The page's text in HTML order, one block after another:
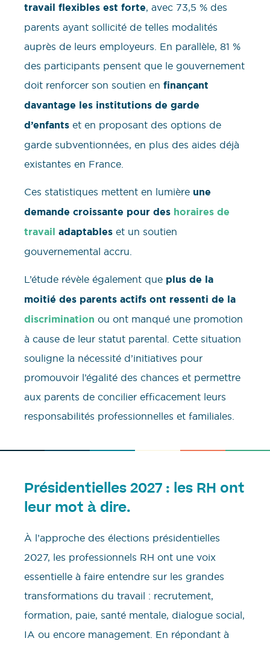
travail flexibles est forte, avec 73,5 % des
parents ayant sollicité de telles modalités
auprès de leurs employeurs. En parallèle, 81 %
des participants pensent que le gouvernement
doit renforcer son soutien en finançant
davantage les institutions de garde
d’enfants et en proposant des options de
garde subventionnées, en plus des aides déjà
existantes en France.
Ces statistiques mettent en lumière une
demande croissante pour des horaires de
travail adaptables et un soutien
gouvernemental accru.
L’étude révèle également que plus de la
moitié des parents actifs ont ressenti de la
discrimination ou ont manqué une promotion
à cause de leur statut parental. Cette situation
souligne la nécessité d’initiatives pour
promouvoir l’égalité des chances et permettre
aux parents de concilier efficacement leurs
responsabilités professionnelles et familiales.
Présidentielles 2027 : les RH ont
leur mot à dire.
À l’approche des élections présidentielles
2027, les professionnels RH ont une voix
essentielle à faire entendre sur les grandes
transformations du travail : recrutement,
formation, paie, santé mentale, dialogue social,
IA ou encore management. En répondant à